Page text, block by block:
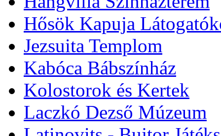
Hősök Kapuja
Jezsuita Templom
Kabóca Bábszínház
Kolostorok és Kertek
Laczkó Dezső Múzeum